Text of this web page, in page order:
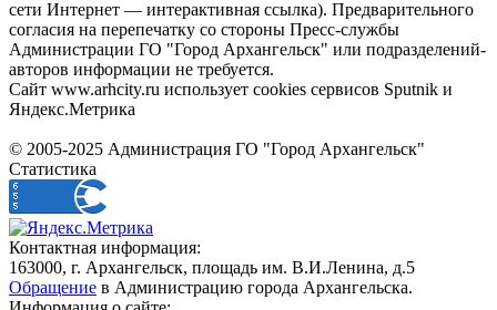
сети Интернет — интерактивная ссылка). Предварительного
согласия на перепечатку со стороны Пресс-службы
Администрации ГО "Город Архангельск" или подразделений-
авторов информации не требуется.
Сайт www.arhcity.ru использует cookies сервисов Sputnik и
Яндекс.Метрика
© 2005-2025 Администрация ГО "Город Архангельск"
Статистика
Контактная информация:
163000, г. Архангельск, площадь им. В.И.Ленина, д.5
Обращение в Администрацию города Архангельска.